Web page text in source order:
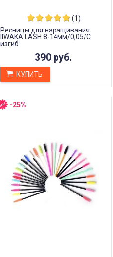
(1)
Ресницы для наращивания
IIWAKA LASH 8-14мм/0,05/С
изгиб
390 руб.
КУПИТЬ
-25%